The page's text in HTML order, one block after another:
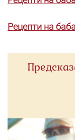
Рецепти на